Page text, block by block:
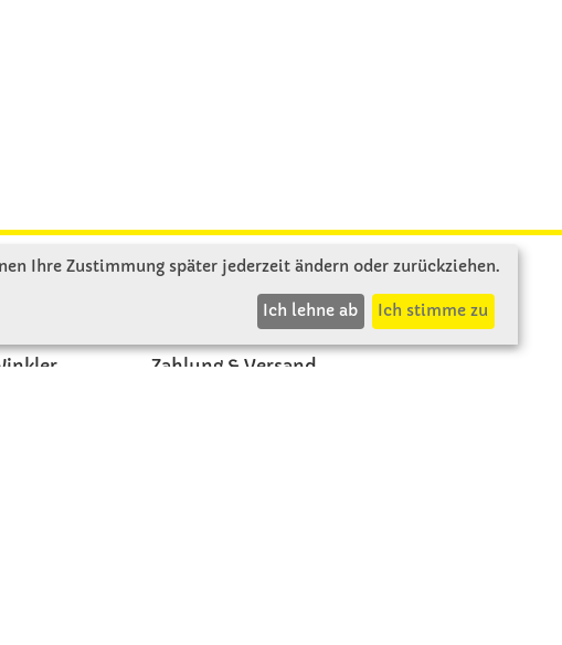
Zahlung & Versand
Ihre Zustimmung später jederzeit ändern oder zurückziehen.
Ich lehne ab Ich stimme zu